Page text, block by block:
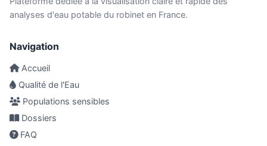
analyses d'eau potable du robinet en France.
Navigation
Accueil
Qualité de l'Eau
Populations sensibles
Dossiers
FAQ